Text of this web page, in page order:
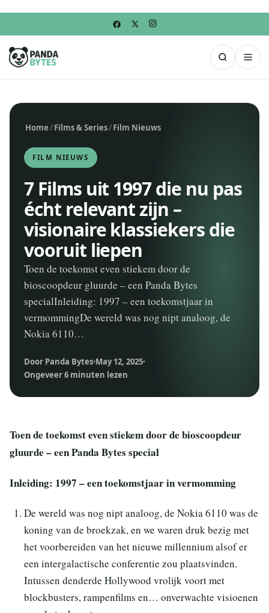
Home/Films & Series/Film Nieuws
FILM NIEUWS
7 Films uit 1997 die nu pas
écht relevant zijn –
visionaire klassiekers die
vooruit liepen
Toen de toekomst even stiekem door de
bioscoopdeur gluurde – een Panda Bytes
specialInleiding: 1997 – een toekomstjaar in
vermommingDe wereld was nog nipt analoog, de
Nokia 6110…
Door Panda Bytes May 12, 2025
Ongeveer 6 minuten lezen
Toen de toekomst even stiekem door de bioscoopdeur
gluurde – een Panda Bytes special
Inleiding: 1997 – een toekomstjaar in vermomming
De wereld was nog nipt analoog, de Nokia 6110 was de
koning van de broekzak, en we waren druk bezig met
het voorbereiden van het nieuwe millennium alsof er
een intergalactische conferentie zou plaatsvinden.
Intussen denderde Hollywood vrolijk voort met
blockbusters, rampenfilms en… onverwachte visioenen